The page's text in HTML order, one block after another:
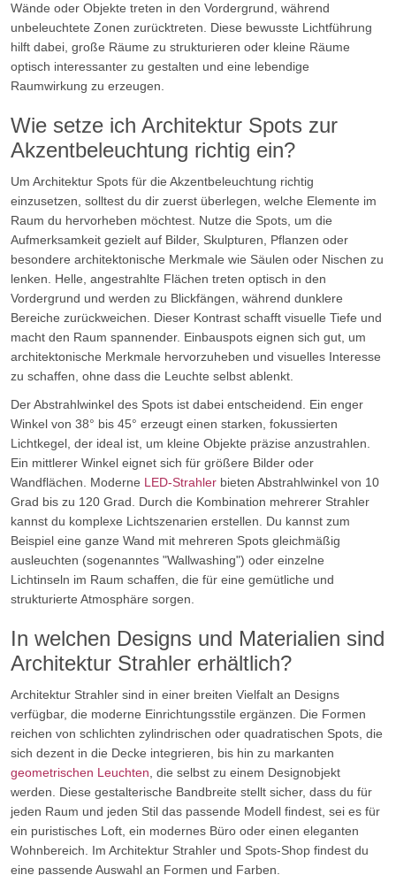
Wände oder Objekte treten in den Vordergrund, während
unbeleuchtete Zonen zurücktreten. Diese bewusste Lichtführung
hilft dabei, große Räume zu strukturieren oder kleine Räume
optisch interessanter zu gestalten und eine lebendige
Raumwirkung zu erzeugen.
Wie setze ich Architektur Spots zur
Akzentbeleuchtung richtig ein?
Um Architektur Spots für die Akzentbeleuchtung richtig
einzusetzen, solltest du dir zuerst überlegen, welche Elemente im
Raum du hervorheben möchtest. Nutze die Spots, um die
Aufmerksamkeit gezielt auf Bilder, Skulpturen, Pflanzen oder
besondere architektonische Merkmale wie Säulen oder Nischen zu
lenken. Helle, angestrahlte Flächen treten optisch in den
Vordergrund und werden zu Blickfängen, während dunklere
Bereiche zurückweichen. Dieser Kontrast schafft visuelle Tiefe und
macht den Raum spannender. Einbauspots eignen sich gut, um
architektonische Merkmale hervorzuheben und visuelles Interesse
zu schaffen, ohne dass die Leuchte selbst ablenkt.
Der Abstrahlwinkel des Spots ist dabei entscheidend. Ein enger
Winkel von 38° bis 45° erzeugt einen starken, fokussierten
Lichtkegel, der ideal ist, um kleine Objekte präzise anzustrahlen.
Ein mittlerer Winkel eignet sich für größere Bilder oder
Wandflächen. Moderne LED-Strahler bieten Abstrahlwinkel von 10
Grad bis zu 120 Grad. Durch die Kombination mehrerer Strahler
kannst du komplexe Lichtszenarien erstellen. Du kannst zum
Beispiel eine ganze Wand mit mehreren Spots gleichmäßig
ausleuchten (sogenanntes "Wallwashing") oder einzelne
Lichtinseln im Raum schaffen, die für eine gemütliche und
strukturierte Atmosphäre sorgen.
In welchen Designs und Materialien sind
Architektur Strahler erhältlich?
Architektur Strahler sind in einer breiten Vielfalt an Designs
verfügbar, die moderne Einrichtungsstile ergänzen. Die Formen
reichen von schlichten zylindrischen oder quadratischen Spots, die
sich dezent in die Decke integrieren, bis hin zu markanten
geometrischen Leuchten , die selbst zu einem Designobjekt
werden. Diese gestalterische Bandbreite stellt sicher, dass du für
jeden Raum und jeden Stil das passende Modell findest, sei es für
ein puristisches Loft, ein modernes Büro oder einen eleganten
Wohnbereich. Im Architektur Strahler und Spots-Shop findest du
eine passende Auswahl an Formen und Farben.